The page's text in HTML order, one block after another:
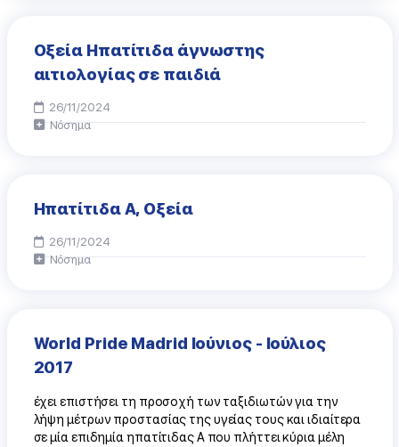
Οξεία Ηπατίτιδα άγνωστης
αιτιολογίας σε παιδιά
26/11/2024
Νόσημα
Ηπατίτιδα A, Οξεία
26/11/2024
Νόσημα
World Pride Madrid Ιούνιος - Ιούλιος
2017
έχει επιστήσει τη προσοχή των ταξιδιωτών για την
λήψη μέτρων προστασίας της υγείας τους και ιδιαίτερα
σε μία επιδημία ηπατίτιδας Α που πλήττει κύρια μέλη